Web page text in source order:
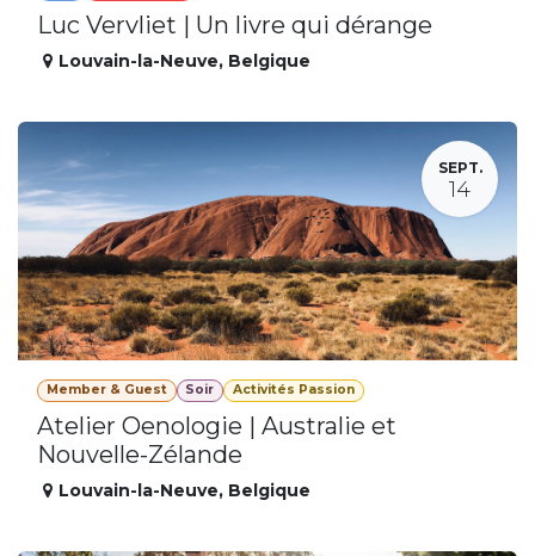
Luc Vervliet | Un livre qui dérange
Louvain-la-Neuve, Belgique
SEPT.
14
Member & Guest Soir Activités Passion
Atelier Oenologie | Australie et
Nouvelle-Zélande
Louvain-la-Neuve, Belgique